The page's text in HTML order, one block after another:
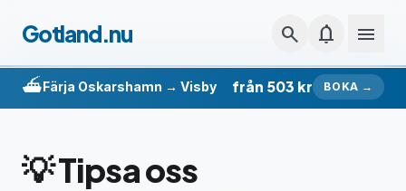
Gotland.nu search notifications menu
⛴️Färja Oskarshamn → Visby från 503 kr BOKA →
💡 Tipsa oss